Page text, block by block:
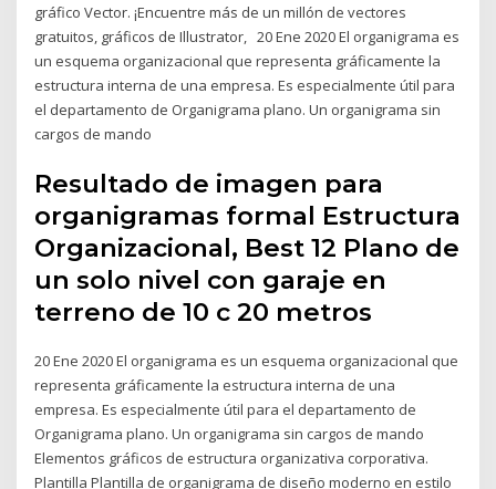
gráfico Vector. ¡Encuentre más de un millón de vectores
gratuitos, gráficos de Illustrator, 20 Ene 2020 El organigrama es
un esquema organizacional que representa gráficamente la
estructura interna de una empresa. Es especialmente útil para
el departamento de Organigrama plano. Un organigrama sin
cargos de mando
Resultado de imagen para
organigramas formal Estructura
Organizacional, Best 12 Plano de
un solo nivel con garaje en
terreno de 10 c 20 metros
20 Ene 2020 El organigrama es un esquema organizacional que
representa gráficamente la estructura interna de una
empresa. Es especialmente útil para el departamento de
Organigrama plano. Un organigrama sin cargos de mando
Elementos gráficos de estructura organizativa corporativa.
Plantilla Plantilla de organigrama de diseño moderno en estilo